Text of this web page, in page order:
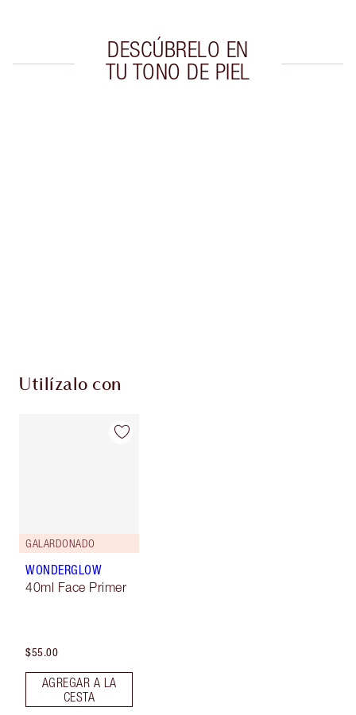
DESCÚBRELO EN
TU TONO DE PIEL
Utilízalo con
GALARDONADO
WONDERGLOW
40ml Face Primer
$55.00
AGREGAR A LA
CESTA